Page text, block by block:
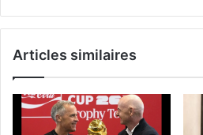
Articles similaires